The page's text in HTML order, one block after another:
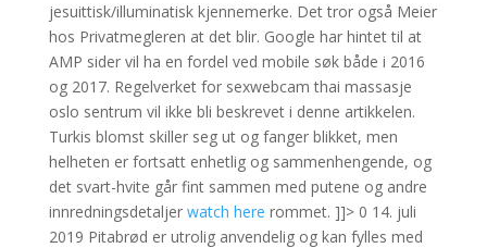
jesuittisk/illuminatisk kjennemerke. Det tror også Meier
hos Privatmegleren at det blir. Google har hintet til at
AMP sider vil ha en fordel ved mobile søk både i 2016
og 2017. Regelverket for sexwebcam thai massasje
oslo sentrum vil ikke bli beskrevet i denne artikkelen.
Turkis blomst skiller seg ut og fanger blikket, men
helheten er fortsatt enhetlig og sammenhengende, og
det svart-hvite går fint sammen med putene og andre
innredningsdetaljer watch here rommet. ]]> 0 14. juli
2019 Pitabrød er utrolig anvendelig og kan fylles med